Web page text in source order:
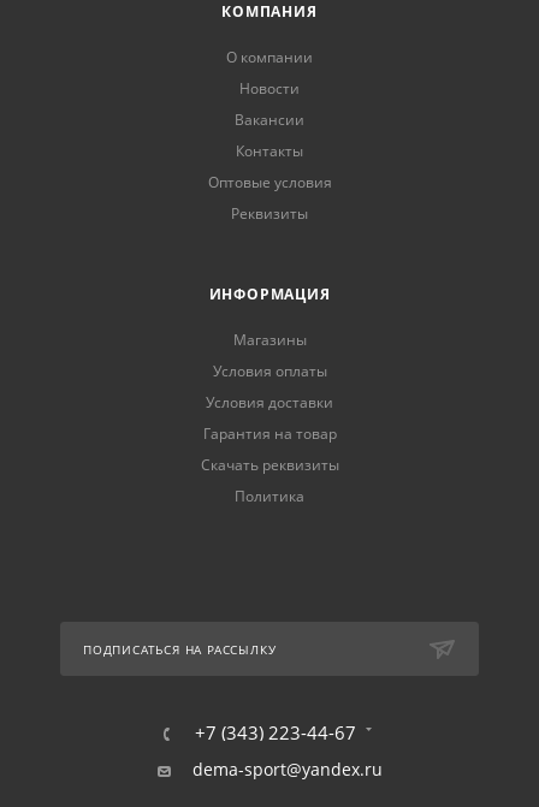
КОМПАНИЯ
О компании
Новости
Вакансии
Контакты
Оптовые условия
Реквизиты
ИНФОРМАЦИЯ
Магазины
Условия оплаты
Условия доставки
Гарантия на товар
Скачать реквизиты
Политика
ПОДПИСАТЬСЯ НА РАССЫЛКУ
+7 (343) 223-44-67
dema-sport@yandex.ru